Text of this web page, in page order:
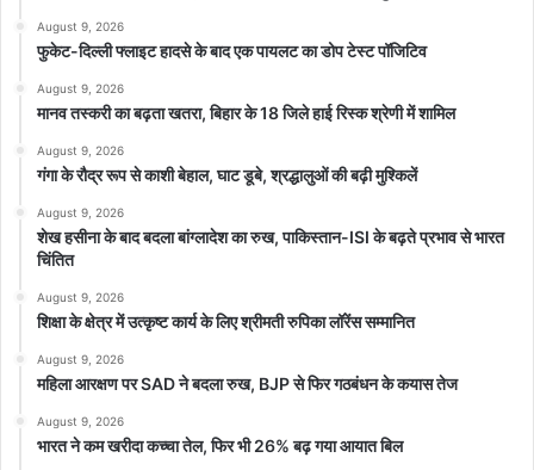
August 9, 2026
फुकेट-दिल्ली फ्लाइट हादसे के बाद एक पायलट का डोप टेस्ट पॉजिटिव
August 9, 2026
मानव तस्करी का बढ़ता खतरा, बिहार के 18 जिले हाई रिस्क श्रेणी में शामिल
August 9, 2026
गंगा के रौद्र रूप से काशी बेहाल, घाट डूबे, श्रद्धालुओं की बढ़ी मुश्किलें
August 9, 2026
शेख हसीना के बाद बदला बांग्लादेश का रुख, पाकिस्तान-ISI के बढ़ते प्रभाव से भारत
चिंतित
August 9, 2026
शिक्षा के क्षेत्र में उत्कृष्ट कार्य के लिए श्रीमती रुपिका लॉरेंस सम्मानित
August 9, 2026
महिला आरक्षण पर SAD ने बदला रुख, BJP से फिर गठबंधन के कयास तेज
August 9, 2026
भारत ने कम खरीदा कच्चा तेल, फिर भी 26% बढ़ गया आयात बिल